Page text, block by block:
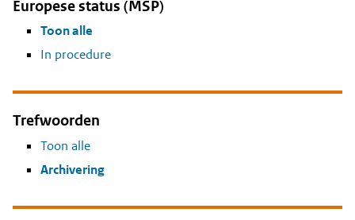
Europese status (MSP)
Toon alle
In procedure
Trefwoorden
Toon alle
Archivering